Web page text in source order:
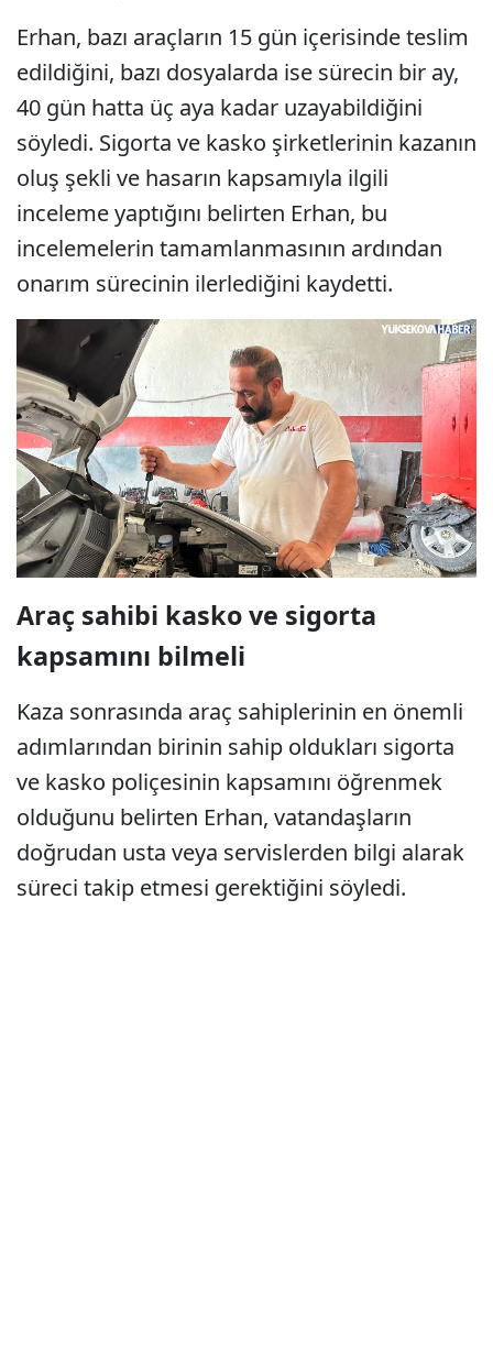
Erhan, bazı araçların 15 gün içerisinde teslim
edildiğini, bazı dosyalarda ise sürecin bir ay,
40 gün hatta üç aya kadar uzayabildiğini
söyledi. Sigorta ve kasko şirketlerinin kazanın
oluş şekli ve hasarın kapsamıyla ilgili
inceleme yaptığını belirten Erhan, bu
incelemelerin tamamlanmasının ardından
onarım sürecinin ilerlediğini kaydetti.
Araç sahibi kasko ve sigorta
kapsamını bilmeli
Kaza sonrasında araç sahiplerinin en önemli
adımlarından birinin sahip oldukları sigorta
ve kasko poliçesinin kapsamını öğrenmek
olduğunu belirten Erhan, vatandaşların
doğrudan usta veya servislerden bilgi alarak
süreci takip etmesi gerektiğini söyledi.